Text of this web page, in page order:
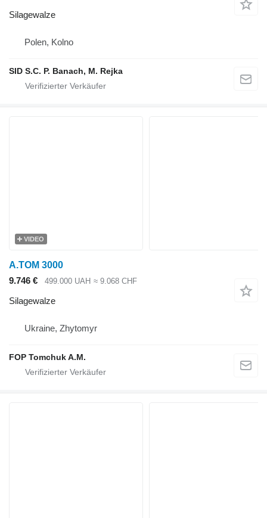
Silagewalze
Polen, Kolno
SID S.C. P. Banach, M. Rejka
VIDEO
A.TOM 3000
9.746 €
499.000 UAH ≈ 9.068 CHF
Silagewalze
Ukraine, Zhytomyr
FOP Tomchuk A.M.